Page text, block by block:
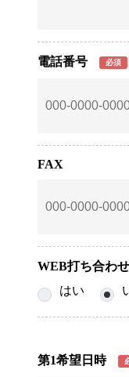
電話番号 必須
FAX
WEB打ち合わ
はい
第1希望日時